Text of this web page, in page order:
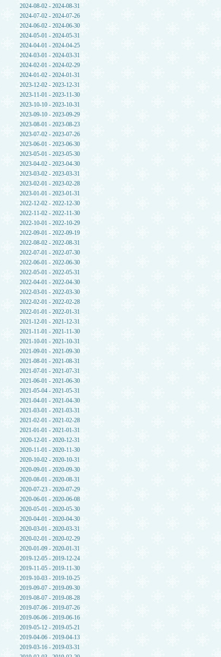
2024-08-02 - 2024-08-31
2024-07-02 - 2024-07-26
2024-06-02 - 2024-06-30
2024-05-01 - 2024-05-31
2024-04-01 - 2024-04-25
2024-03-01 - 2024-03-31
2024-02-01 - 2024-02-29
2024-01-02 - 2024-01-31
2023-12-02 - 2023-12-31
2023-11-01 - 2023-11-30
2023-10-10 - 2023-10-31
2023-09-10 - 2023-09-29
2023-08-01 - 2023-08-23
2023-07-02 - 2023-07-26
2023-06-01 - 2023-06-30
2023-05-01 - 2023-05-30
2023-04-02 - 2023-04-30
2023-03-02 - 2023-03-31
2023-02-01 - 2023-02-28
2023-01-01 - 2023-01-31
2022-12-02 - 2022-12-30
2022-11-02 - 2022-11-30
2022-10-01 - 2022-10-29
2022-09-01 - 2022-09-19
2022-08-02 - 2022-08-31
2022-07-01 - 2022-07-30
2022-06-01 - 2022-06-30
2022-05-01 - 2022-05-31
2022-04-01 - 2022-04-30
2022-03-01 - 2022-03-30
2022-02-01 - 2022-02-28
2022-01-01 - 2022-01-31
2021-12-01 - 2021-12-31
2021-11-01 - 2021-11-30
2021-10-01 - 2021-10-31
2021-09-01 - 2021-09-30
2021-08-01 - 2021-08-31
2021-07-01 - 2021-07-31
2021-06-01 - 2021-06-30
2021-05-04 - 2021-05-31
2021-04-01 - 2021-04-30
2021-03-01 - 2021-03-31
2021-02-01 - 2021-02-28
2021-01-01 - 2021-01-31
2020-12-01 - 2020-12-31
2020-11-01 - 2020-11-30
2020-10-02 - 2020-10-31
2020-09-01 - 2020-09-30
2020-08-01 - 2020-08-31
2020-07-23 - 2020-07-29
2020-06-01 - 2020-06-08
2020-05-01 - 2020-05-30
2020-04-01 - 2020-04-30
2020-03-01 - 2020-03-31
2020-02-01 - 2020-02-29
2020-01-09 - 2020-01-31
2019-12-05 - 2019-12-24
2019-11-05 - 2019-11-30
2019-10-03 - 2019-10-25
2019-09-07 - 2019-09-30
2019-08-07 - 2019-08-28
2019-07-06 - 2019-07-26
2019-06-06 - 2019-06-16
2019-05-12 - 2019-05-21
2019-04-06 - 2019-04-13
2019-03-16 - 2019-03-31